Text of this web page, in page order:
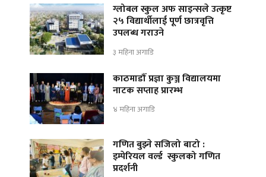
ग्लोबल स्कुल अफ साइन्सले उत्कृष्ट
२५ विद्यार्थीलाई पूर्ण छात्रवृत्ति
उपलब्ध गराउने
३ महिना अगाडि
काठमाडौँ प्रज्ञा कुञ्ज विद्यालयमा
नाटक सप्ताह प्रारम्भ
४ महिना अगाडि
गणित बुझ्ने सजिलो बाटो :
इम्पेरियल वर्ल्ड स्कुलको गणित
प्रदर्शनी